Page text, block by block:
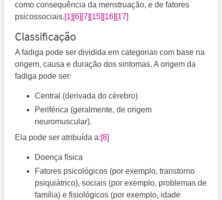
como consequência da menstruação, e de fatores
psicossociais.[1] [6] [7] [15] [16] [17]
Classificação
A fadiga pode ser dividida em categorias com base na
origem, causa e duração dos sintomas. A origem da
fadiga pode ser:
Central (derivada do cérebro)
Periférica (geralmente, de origem
neuromuscular).
Ela pode ser atribuída a:[8]
Doença física
Fatores psicológicos (por exemplo, transtorno
psiquiátrico), sociais (por exemplo, problemas de
família) e fisiológicos (por exemplo, idade